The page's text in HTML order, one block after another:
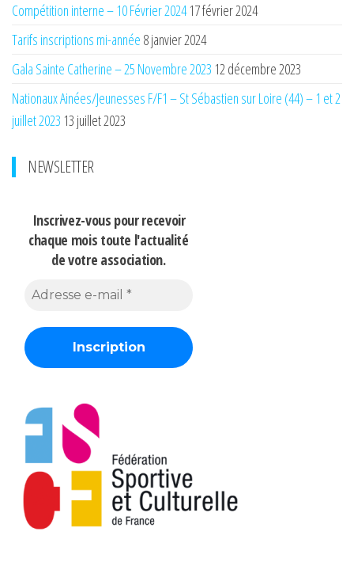
Compétition interne – 10 Février 2024 17 février 2024
Tarifs inscriptions mi-année 8 janvier 2024
Gala Sainte Catherine – 25 Novembre 2023 12 décembre 2023
Nationaux Ainées/Jeunesses F/F1 – St Sébastien sur Loire (44) – 1 et 2
juillet 2023 13 juillet 2023
NEWSLETTER
Inscrivez-vous pour recevoir
chaque mois toute l'actualité
de votre association.